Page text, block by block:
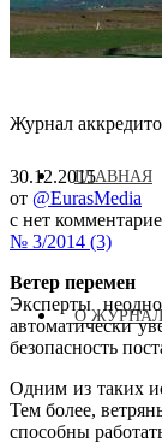
Журнал
ГЛАВНАЯ
О
30.12.2015
от @EurasMedia
с нет
№ 3/2014 (3)
Ветер перемен
Эксперты
автоматически
безопасность
Одним из таких
Тем более,
способны